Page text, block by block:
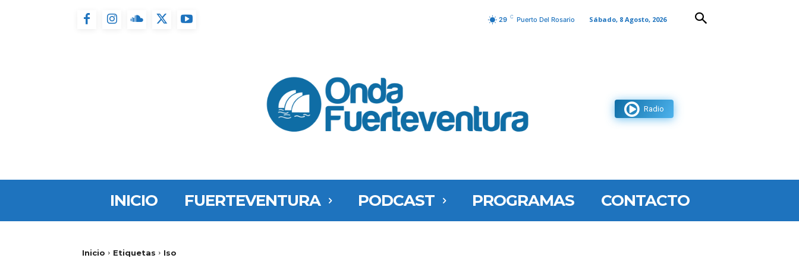
29 C Puerto Del Rosario Sábado, 8 Agosto, 2026
Radio
INICIO FUERTEVENTURA PODCAST PROGRAMAS CONTACTO
Inicio Etiquetas Iso